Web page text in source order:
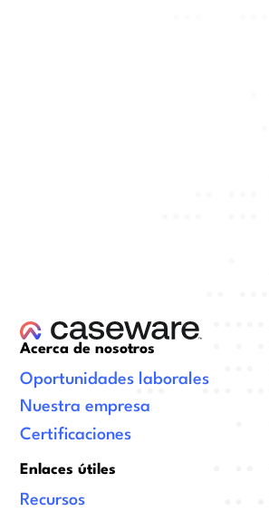
Acerca de nosotros
Oportunidades laborales
Nuestra empresa
Certificaciones
Enlaces útiles
Recursos